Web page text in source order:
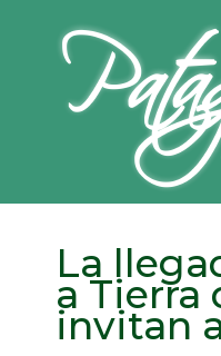
La
a Tierra
invitan